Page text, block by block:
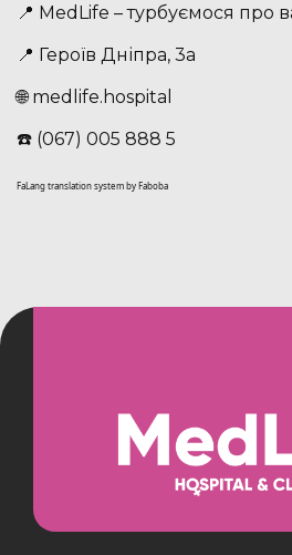
📍 MedLife – турбуємося про
📍 Героїв Дніпра, 3а
🌐 medlife.hospital
☎️ (067) 005 888 5
FaLang translation system by Faboba